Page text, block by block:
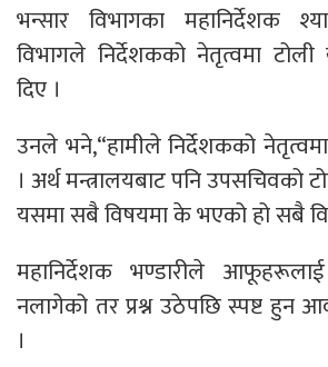
भन्सार विभागका महानिर्देशक
विभागले निर्देशकको नेतृत्वमा टोली
दिए ।
उनले भने,“हामीले निर्देशकको
। अर्थ मन्त्रालयबाट पनि उपसचिवको
यसमा सबै विषयमा के भएको हो सबै
महानिर्देशक भण्डारीले
नलागेको तर प्रश्न उठेपछि स्पष्ट हुन
।